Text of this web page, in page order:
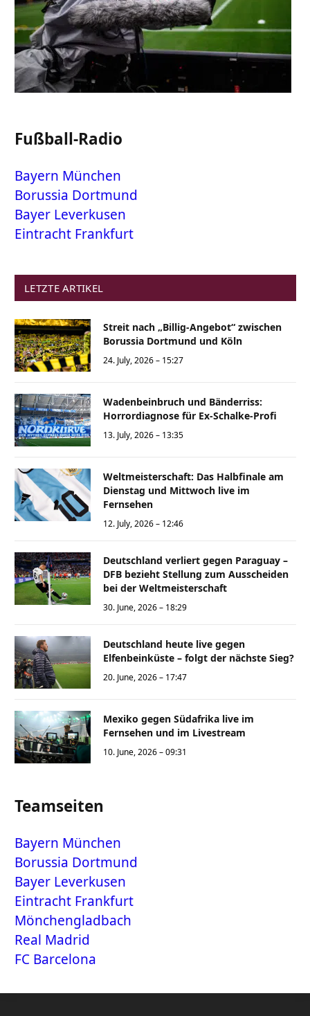
Fußball-Radio
Bayern München
Borussia Dortmund
Bayer Leverkusen
Eintracht Frankfurt
LETZTE ARTIKEL
Streit nach „Billig-Angebot“ zwischen
Borussia Dortmund und Köln
24. July, 2026 – 15:27
Wadenbeinbruch und Bänderriss:
Horrordiagnose für Ex-Schalke-Profi
13. July, 2026 – 13:35
Weltmeisterschaft: Das Halbfinale am
Dienstag und Mittwoch live im
Fernsehen
12. July, 2026 – 12:46
Deutschland verliert gegen Paraguay –
DFB bezieht Stellung zum Ausscheiden
bei der Weltmeisterschaft
30. June, 2026 – 18:29
Deutschland heute live gegen
Elfenbeinküste – folgt der nächste Sieg?
20. June, 2026 – 17:47
Mexiko gegen Südafrika live im
Fernsehen und im Livestream
10. June, 2026 – 09:31
Teamseiten
Bayern München
Borussia Dortmund
Bayer Leverkusen
Eintracht Frankfurt
Mönchengladbach
Real Madrid
FC Barcelona